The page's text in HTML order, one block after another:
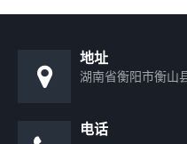
地址
湖南省衡阳市衡山
电话